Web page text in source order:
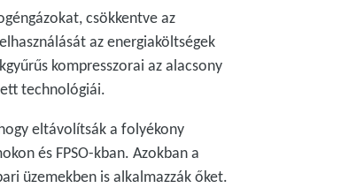
csökkentve az
az energiaköltségek
kompresszorai az alacsony
technológiái.
eltávolítsák a folyékony
és FPSO-kban. Azokban a
üzemekben is alkalmazzák őket.